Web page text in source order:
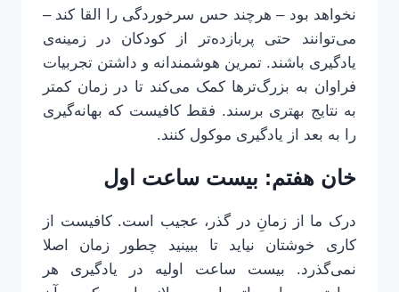
نخواهد بود – هرچند حس سرخوردگی را القا کند –
می‌توانند حتی پربازده‌تر از کودکان در زمینه‌ی
یادگیری باشند. تمرین هوشمندانه و داشتن تجربیات
فراوان به بزرگ‌ترها کمک می‌کند تا در زمان کمتر
به نتایج بهتری برسند. فقط کافیست که بهانه‌گیری
را به بعد از یادگیری موکول کنند.
خان هفتم: بیست ساعت اول
درک ما از زمانِ در گذر، عجیب است. کافیست از
کاری خوشتان نیاید تا ببینید چطور زمان اصلا
نمی‌گذرد. بیست ساعت اولیه در یادگیری هر